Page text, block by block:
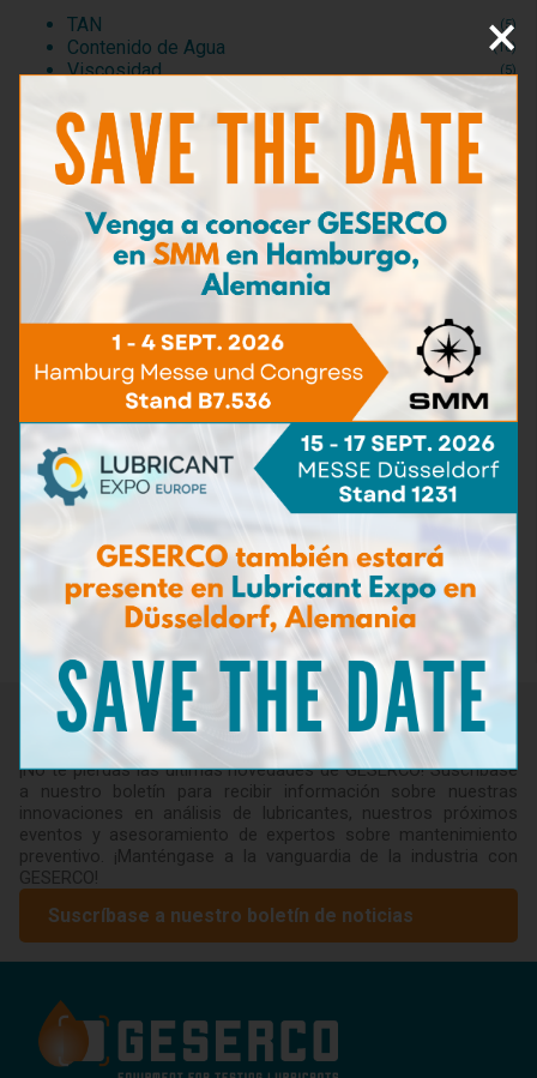
TAN (5)
Contenido de Agua (16)
Viscosidad (5)
Contaminación con partículas
Contenido de hierro
Materias carbonosas
Detergencia
Capacidad de dispersión
Bacterias y hongos
Detección de agua del mar
Dilución
(1)
Punto de inflamación
Kit de tomada de muestra
Kits de pruebas para aceite motor
Kits de pruebas para aceite hidráulica
Kits de pruebas para fluidos de mecanizado
Consumibles y Reactivos
Accesorios de prueba
Kits de pruebas para refrigerante
Kits de pruebas para fluidos de combustible
Kits de pruebas para fluidos de aviación
Accesorios de prueba
Pack de recambio
Newsletter
¡No te pierdas las últimas novedades de GESERCO! Suscríbase
a nuestro boletín para recibir información sobre nuestras
innovaciones en análisis de lubricantes, nuestros próximos
eventos y asesoramiento de expertos sobre mantenimiento
preventivo. ¡Manténgase a la vanguardia de la industria con
GESERCO!
Suscríbase a nuestro boletín de noticias
×